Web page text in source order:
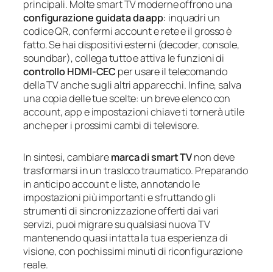
principali. Molte smart TV moderne offrono una
configurazione guidata da app: inquadri un
codice QR, confermi account e rete e il grosso è
fatto. Se hai dispositivi esterni (decoder, console,
soundbar), collega tutto e attiva le funzioni di
controllo HDMI-CEC per usare il telecomando
della TV anche sugli altri apparecchi. Infine, salva
una copia delle tue scelte: un breve elenco con
account, app e impostazioni chiave ti tornerà utile
anche per i prossimi cambi di televisore.
In sintesi, cambiaremarca di smart TVnon deve
trasformarsi in un trasloco traumatico. Preparando
in anticipo account e liste, annotando le
impostazioni più importanti e sfruttando gli
strumenti di sincronizzazione offerti dai vari
servizi, puoi migrare su qualsiasi nuova TV
mantenendo quasi intatta la tua esperienza di
visione, con pochissimi minuti di riconfigurazione
reale.